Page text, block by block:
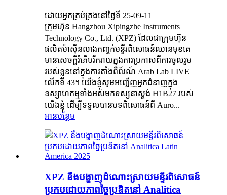
ដោយអ្នកគ្រប់គ្រងនៅថ្ងៃទី 25-09-11
ក្រុមហ៊ុន Hangzhou Xipingzhe Instruments
Technology Co., Ltd. (XPZ) ដែលជាក្រុមហ៊ុន
ផលិតម៉ាស៊ីនលាងកញ្ចក់មន្ទីរពិសោធន៍ឈានមុខគេ
មានសេចក្តីរំភើបរីករាយក្នុងការប្រកាសពីការចូលរួម
របស់ខ្លួននៅក្នុងការតាំងពិព័រណ៍ Arab Lab LIVE
លើកទី 43។ យើងខ្ញុំសូមអញ្ជើញអ្នកជំនាញក្នុង
ឧស្សាហកម្មទាំងអស់មកទស្សនាស្តង់ H1B27 របស់
យើងខ្ញុំ ដើម្បីទទួលបានបទពិសោធន៍ពី Auro...
អានបន្ថែម
XPZ នឹងបង្ហាញដំណោះស្រាយមន្ទីរពិសោធន៍
ប្រកបដោយភាពច្នៃប្រឌិតនៅ Analitica